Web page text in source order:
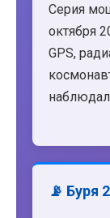
Серия
октября
GPS,
📡 Буря